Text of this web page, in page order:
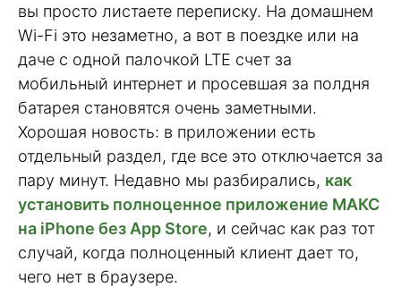
вы просто листаете переписку. На домашнем
Wi-Fi это незаметно, а вот в поездке или на
даче с одной палочкой LTE счет за
мобильный интернет и просевшая за полдня
батарея становятся очень заметными.
Хорошая новость: в приложении есть
отдельный раздел, где все это отключается за
пару минут. Недавно мы разбирались, как
установить полноценное приложение МАКС
на iPhone без App Store, и сейчас как раз тот
случай, когда полноценный клиент дает то,
чего нет в браузере.